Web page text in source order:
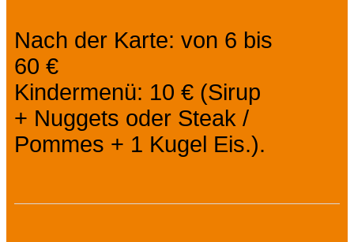
Nach der Karte: von 6 bis
60 €
Kindermenü: 10 € (Sirup
+ Nuggets oder Steak /
Pommes + 1 Kugel Eis.).